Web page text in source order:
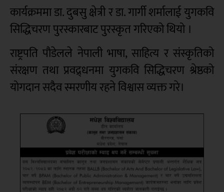
कार्यक्रममा डा. दुबसु क्षेत्री र डा. गार्गी शर्मालाई युगकवि
सिद्धिचरण पुरस्कारबाट पुरस्कृत गरिएको थियो ।
राष्ट्रपति पौडेलले नेपाली भाषा, साहित्य र संस्कृतिको
संरक्षण तथा प्रवद्र्धनमा युगकवि सिद्धिचरण श्रेष्ठको
योगदान सदैव स्मरणीय रहने विश्वास व्यक्त गरे।